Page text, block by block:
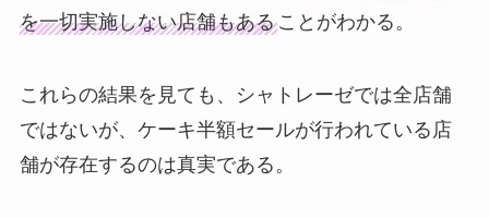
を一切実施しない店舗もあることがわかる。
これらの結果を見ても、シャトレーゼでは全店舗
ではないが、ケーキ半額セールが行われている店
舗が存在するのは真実である。